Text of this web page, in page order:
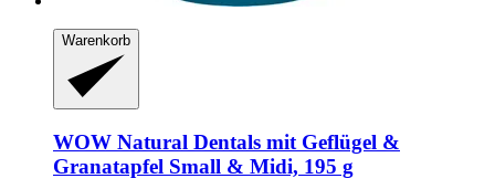
Warenkorb
WOW Natural Dentals mit Geflügel &
Granatapfel Small & Midi, 195 g